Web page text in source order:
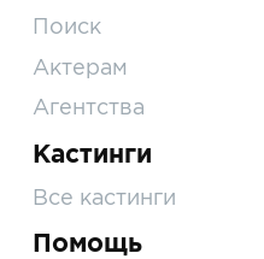
Поиск
Актерам
Агентства
Кастинги
Все кастинги
Помощь